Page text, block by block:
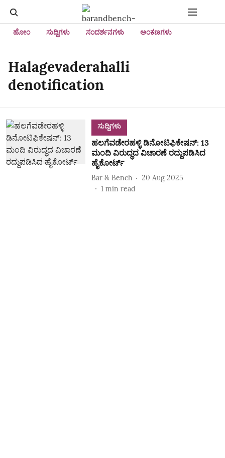
ಹೋಂ ಸುದ್ದಿಗಳು ಸಂದರ್ಶನಗಳು ಅಂಕಣಗಳು
Halagevaderahalli
denotification
ಸುದ್ದಿಗಳು
ಹಲಗೆವಡೇರಹಳ್ಳಿ‌ ಡಿನೋಟಿಫಿಕೇಷನ್: 13
ಮಂದಿ ವಿರುದ್ಧದ ವಿಚಾರಣೆ ರದ್ದುಪಡಿಸಿದ
ಹೈಕೋರ್ಟ್‌
Bar & Bench
20 Aug 2025
1 min read